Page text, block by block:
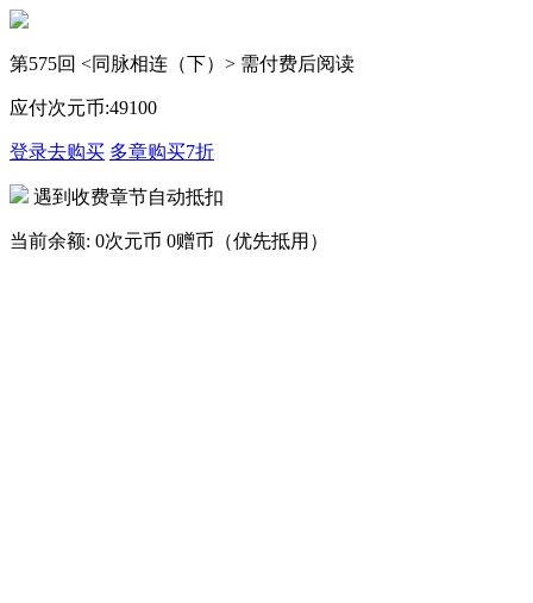
第575回 <同脉相连（下）> 需付费后阅读
应付次元币:49100
登录去购买 多章购买7折
遇到收费章节自动抵扣
当前余额: 0次元币 0赠币（优先抵用）